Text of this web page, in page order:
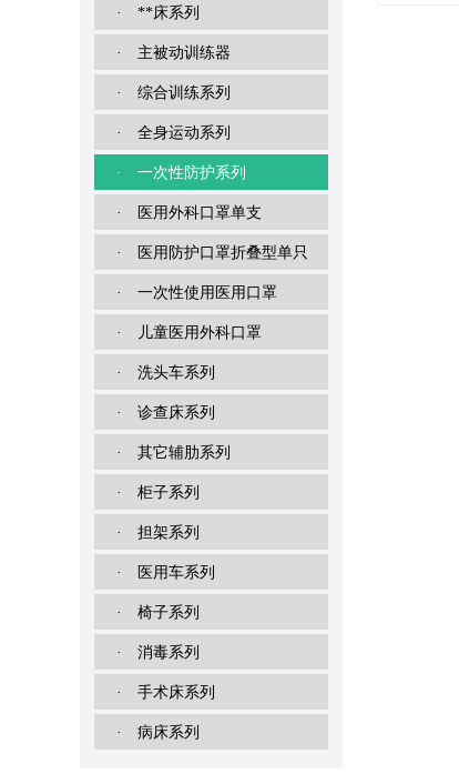
· **床系列
· 主被动训练器
· 综合训练系列
· 全身运动系列
· 一次性防护系列
· 医用外科口罩单支
· 医用防护口罩折叠型单只
· 一次性使用医用口罩
· 儿童医用外科口罩
· 洗头车系列
· 诊查床系列
· 其它辅肋系列
· 柜子系列
· 担架系列
· 医用车系列
· 椅子系列
· 消毒系列
· 手术床系列
· 病床系列